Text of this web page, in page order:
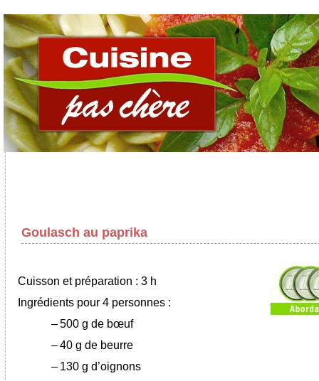
Goulasch au paprika
Cuisson et préparation : 3 h
Ingrédients pour 4 personnes :
–500 g de bœuf
–40 g de beurre
– 130 g d’oignons